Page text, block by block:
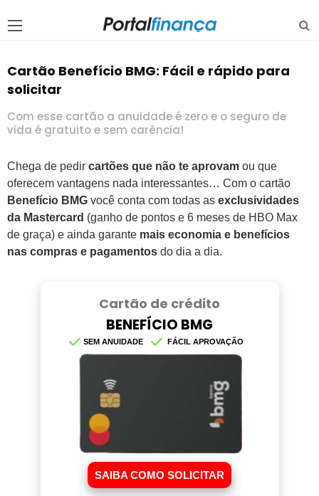
Cartão Benefício BMG: Fácil e rápido para
solicitar
Com esse cartão a anuidade é zero e o seguro de
vida é gratuito e sem carência!
Chega de pedir cartões que não te aprovam ou que
oferecem vantagens nada interessantes… Com o cartão
Benefício BMG você conta com todas as exclusividades
da Mastercard (ganho de pontos e 6 meses de HBO Max
de graça) e ainda garante mais economia e benefícios
nas compras e pagamentos do dia a dia.
Cartão de crédito
BENEFÍCIO BMG
SEM ANUIDADE FÁCIL APROVAÇÃO
SAIBA COMO SOLICITAR